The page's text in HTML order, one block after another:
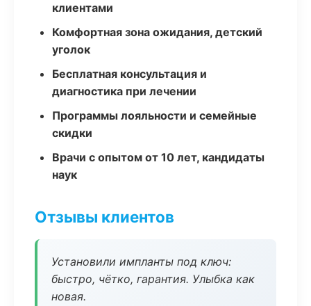
клиентами
Комфортная зона ожидания, детский
уголок
Бесплатная консультация и
диагностика при лечении
Программы лояльности и семейные
скидки
Врачи с опытом от 10 лет, кандидаты
наук
Отзывы клиентов
Установили импланты под ключ:
быстро, чётко, гарантия. Улыбка как
новая.